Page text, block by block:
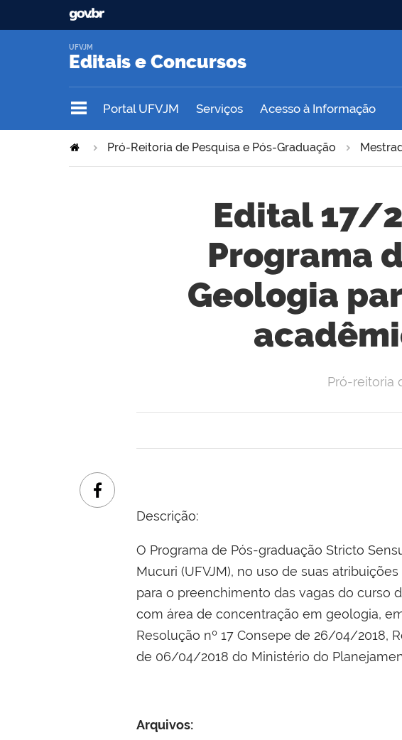
Editais e Concursos
UFVJM
Portal UFVJM Serviços Acesso à Informação
Pró-Reitoria de Pesquisa e Pós-Graduação
>
Edital 17/
Programa
Geologia
Pró-reitoria
Descrição:
O Programa de Pós-graduação Stricto
Mucuri (UFVJM), no uso de suas
para o preenchimento das vagas do curso
com área de concentração em geologia,
Resolução nº 17 Consepe de 26/04/2018,
de 06/04/2018 do Ministério do
Arquivos: